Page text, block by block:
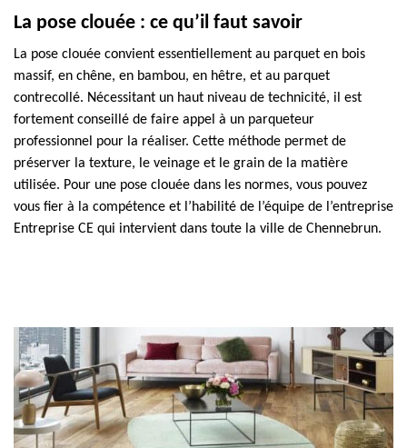
La pose clouée : ce qu’il faut savoir
La pose clouée convient essentiellement au parquet en bois
massif, en chêne, en bambou, en hêtre, et au parquet
contrecollé. Nécessitant un haut niveau de technicité, il est
fortement conseillé de faire appel à un parqueteur
professionnel pour la réaliser. Cette méthode permet de
préserver la texture, le veinage et le grain de la matière
utilisée. Pour une pose clouée dans les normes, vous pouvez
vous fier à la compétence et l’habilité de l’équipe de l’entreprise
Entreprise CE qui intervient dans toute la ville de Chennebrun.